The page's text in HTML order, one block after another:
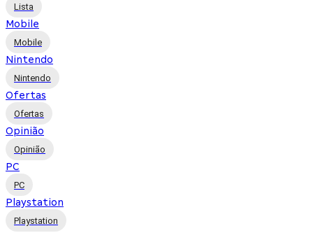
Lista
Mobile
Mobile
Nintendo
Nintendo
Ofertas
Ofertas
Opinião
Opinião
PC
PC
Playstation
Playstation